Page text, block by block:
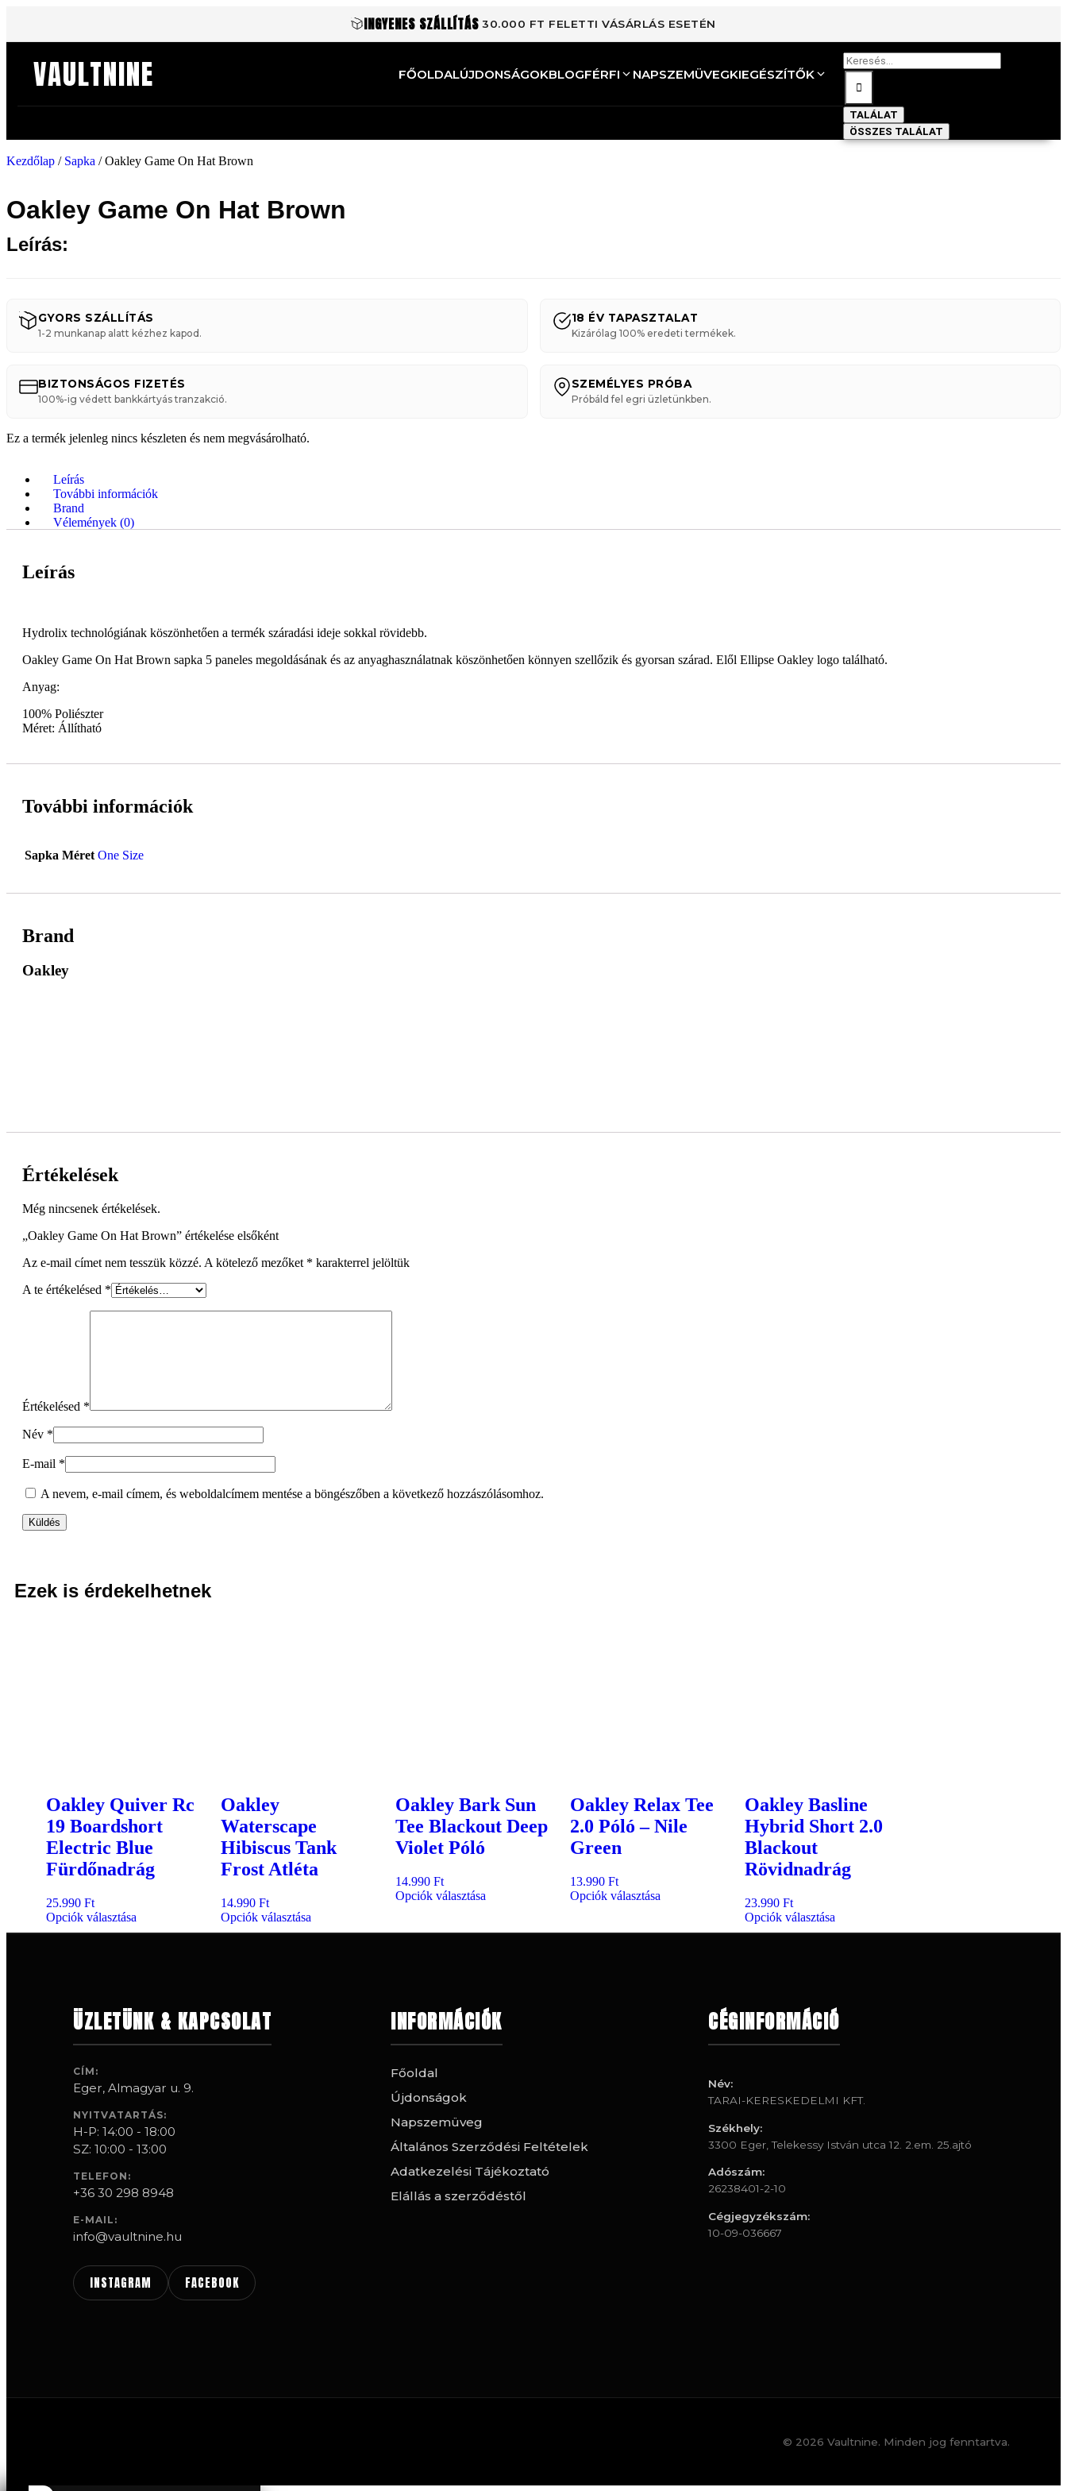
INGYENES SZÁLLÍTÁS 30.000 FT FELETTI VÁSÁRLÁS ESETÉN
VAULTNINE FŐOLDALÚJDONSÁGOKBLOGFÉRFI NAPSZEMÜVEGKIEGÉSZÍTŐK
TALÁLAT
ÖSSZES TALÁLAT
Kezdőlap / Sapka / Oakley Game On Hat Brown
Oakley Game On Hat Brown
Leírás:
GYORS SZÁLLÍTÁS
1-2 munkanap alatt kézhez kapod.
18 ÉV TAPASZTALAT
Kizárólag 100% eredeti termékek.
BIZTONSÁGOS FIZETÉS
100%-ig védett bankkártyás tranzakció.
SZEMÉLYES PRÓBA
Próbáld fel egri üzletünkben.
Ez a termék jelenleg nincs készleten és nem megvásárolható.
Leírás
További információk
Brand
Vélemények (0)
Leírás
Hydrolix technológiának köszönhetően a termék száradási ideje sokkal rövidebb.
Oakley Game On Hat Brown sapka 5 paneles megoldásának és az anyaghasználatnak köszönhetően könnyen szellőzik és gyorsan szárad. Elől Ellipse Oakley logo található.
Anyag:
100% Poliészter
Méret: Állítható
További információk
Sapka Méret One Size
Brand
Oakley
Értékelések
Még nincsenek értékelések.
„Oakley Game On Hat Brown” értékelése elsőként
Az e-mail címet nem tesszük közzé. A kötelező mezőket * karakterrel jelöltük
A te értékelésed *
Értékelésed *
Név *
E-mail *
A nevem, e-mail címem, és weboldalcímem mentése a böngészőben a következő hozzászólásomhoz.
Ezek is érdekelhetnek
Oakley Quiver Rc
19 Boardshort
Electric Blue
Fürdőnadrág
25.990 Ft
Opciók választása
Oakley
Waterscape
Hibiscus Tank
Frost Atléta
14.990 Ft
Opciók választása
Oakley Bark Sun
Tee Blackout Deep
Violet Póló
14.990 Ft
Opciók választása
Oakley Relax Tee
2.0 Póló – Nile
Green
13.990 Ft
Opciók választása
Oakley Basline
Hybrid Short 2.0
Blackout
Rövidnadrág
23.990 Ft
Opciók választása
ÜZLETÜNK & KAPCSOLAT
CÍM:
Eger, Almagyar u. 9.
NYITVATARTÁS:
H-P: 14:00 - 18:00
SZ: 10:00 - 13:00
TELEFON:
+36 30 298 8948
E-MAIL:
info@vaultnine.hu
INSTAGRAM FACEBOOK
INFORMÁCIÓK
Főoldal
Újdonságok
Napszemüveg
Általános Szerződési Feltételek
Adatkezelési Tájékoztató
Elállás a szerződéstől
CÉGINFORMÁCIÓ
Név:
TARAI-KERESKEDELMI KFT.
Székhely:
3300 Eger, Telekessy István utca 12. 2.em. 25.ajtó
Adószám:
26238401-2-10
Cégjegyzékszám:
10-09-036667
© 2026 Vaultnine. Minden jog fenntartva.